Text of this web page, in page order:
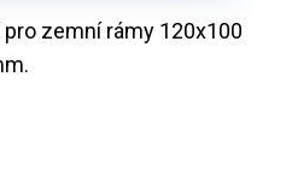
zemní rámy 120x100